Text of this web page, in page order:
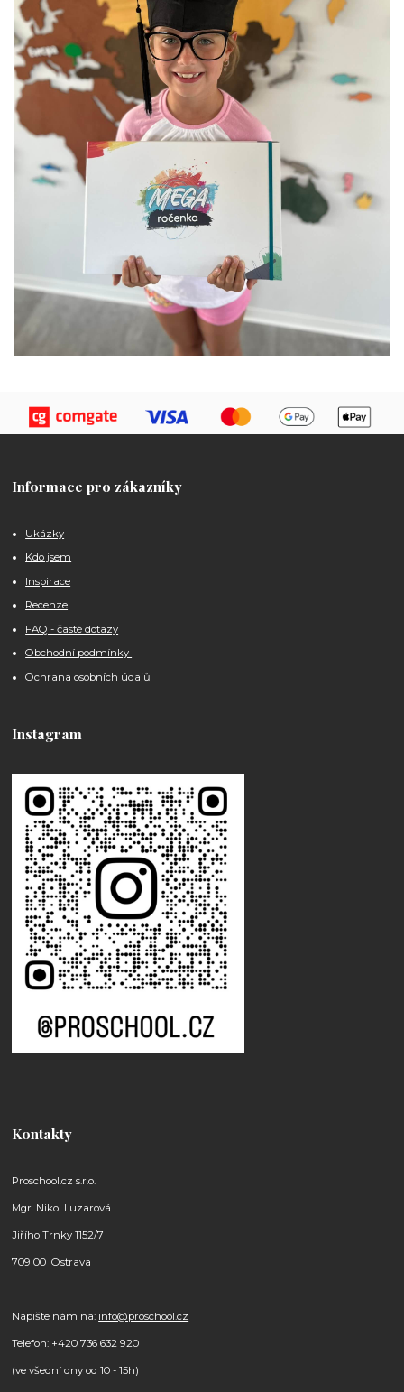
Informace pro zákazníky
Ukázky
Kdo jsem
Inspirace
Recenze
FAQ - časté dotazy
Obchodní podmínky
Ochrana osobních údajů
Instagram
Kontakty
Proschool.cz s.r.o.
Mgr. Nikol Luzarová
Jiřího Trnky 1152/7
709 00 Ostrava
Napište nám na: info@proschool.cz
Telefon: +420 736 632 920
(ve všední dny od 10 - 15h)